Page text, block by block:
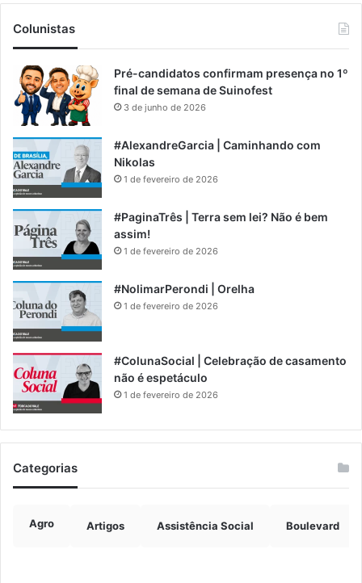
Colunistas
Pré-candidatos confirmam presença no 1º
final de semana de Suinofest
3 de junho de 2026
#AlexandreGarcia | Caminhando com
Nikolas
1 de fevereiro de 2026
#PaginaTrês | Terra sem lei? Não é bem
assim!
1 de fevereiro de 2026
#NolimarPerondi | Orelha
1 de fevereiro de 2026
#ColunaSocial | Celebração de casamento
não é espetáculo
1 de fevereiro de 2026
Categorias
Agro Artigos Assistência Social Boulevard